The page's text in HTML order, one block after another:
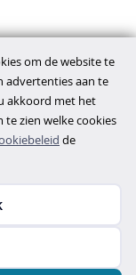
om de website te
advertenties aan te
akkoord met het
te zien welke cookies
de